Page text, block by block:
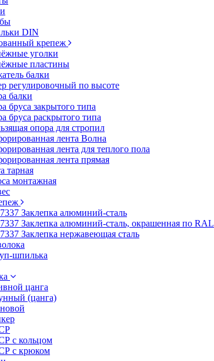
DIN
крепеж
уголки
пластины
балки
регулировочный по высоте
балки
бруса закрытого типа
бруса раскрытого типа
опора для стропил
лента Волна
лента для теплого пола
лента прямая
тарная
монтажная
Заклепка алюминий-сталь
Заклепка алюминий-сталь, окрашенная по RAL
Заклепка нержавеющая сталь
шпилька
цанга
(цанга)
с кольцом
с крюком